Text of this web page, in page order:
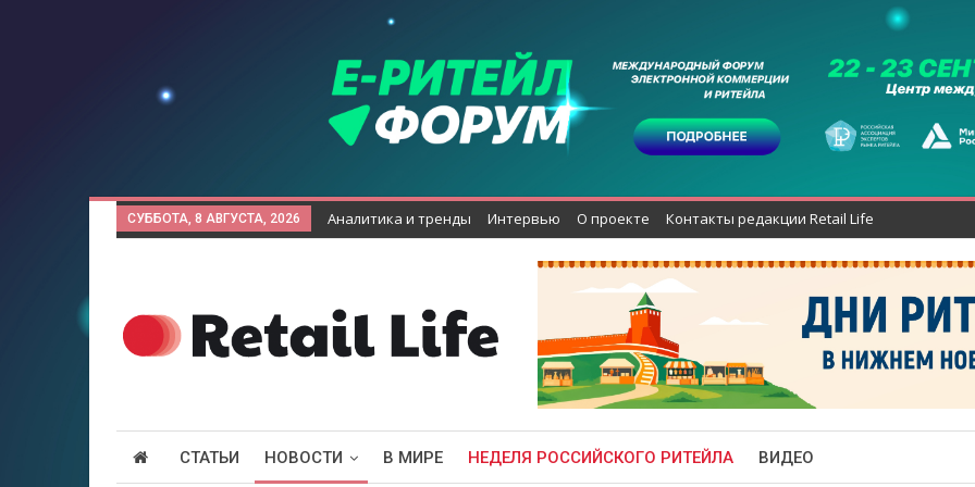
СУББОТА, 8 АВГУСТА, 2026 Аналитика и тренды Интервью О проекте Контакты редакции Retail Life
СТАТЬИ НОВОСТИ В МИРЕ НЕДЕЛЯ РОССИЙСКОГО РИТЕЙЛА ВИДЕО